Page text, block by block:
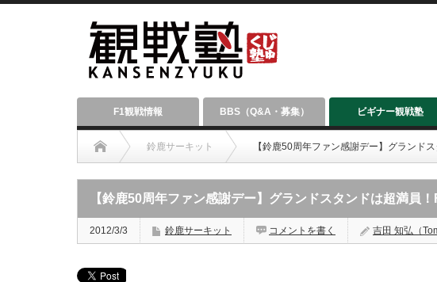
F1観戦情報 BBS（Q&A・募集） ビギナー観戦塾
鈴鹿サーキット 【鈴鹿50周年ファン感謝デー】グランド
【鈴鹿50周年ファン感謝デー】グランドスタンドは超満員
2012/3/3 鈴鹿サーキット コメントを書く 吉田 知弘（